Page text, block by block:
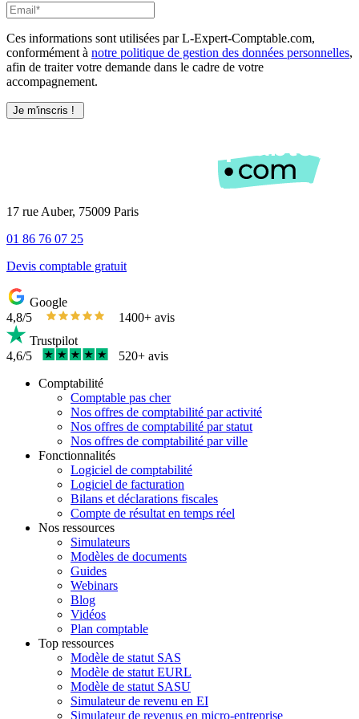
Ces informations sont utilisées par L-Expert-Comptable.com,
conformément à notre politique de gestion des données personnelles,
afin de traiter votre demande dans le cadre de votre
accompagnement.
17 rue Auber, 75009 Paris
01 86 76 07 25
Devis comptable gratuit
Google
4,8/5
1400+ avis
Trustpilot
4,6/5
520+ avis
Comptabilité
Comptable pas cher
Nos offres de comptabilité par activité
Nos offres de comptabilité par statut
Nos offres de comptabilité par ville
Fonctionnalités
Logiciel de comptabilité
Logiciel de facturation
Bilans et déclarations fiscales
Compte de résultat en temps réel
Nos ressources
Simulateurs
Modèles de documents
Guides
Webinars
Blog
Vidéos
Plan comptable
Top ressources
Modèle de statut SAS
Modèle de statut EURL
Modèle de statut SASU
Simulateur de revenu en EI
Simulateur de revenus en micro-entreprise